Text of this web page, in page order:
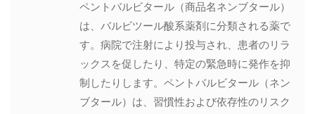
ペントバルビタール（商品名ネンブタール）
は、バルビツール酸系薬剤に分類される薬で
す。病院で注射により投与され、患者のリラ
ックスを促したり、特定の緊急時に発作を抑
制したりします。ペントバルビタール（ネン
ブタール）は、習慣性および依存性のリスク